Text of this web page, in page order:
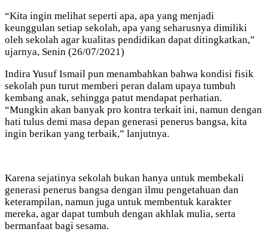
“Kita ingin melihat seperti apa, apa yang menjadi
keunggulan setiap sekolah, apa yang seharusnya dimiliki
oleh sekolah agar kualitas pendidikan dapat ditingkatkan,”
ujarnya, Senin (26/07/2021)
Indira Yusuf Ismail pun menambahkan bahwa kondisi fisik
sekolah pun turut memberi peran dalam upaya tumbuh
kembang anak, sehingga patut mendapat perhatian.
“Mungkin akan banyak pro kontra terkait ini, namun dengan
hati tulus demi masa depan generasi penerus bangsa, kita
ingin berikan yang terbaik,” lanjutnya.
Karena sejatinya sekolah bukan hanya untuk membekali
generasi penerus bangsa dengan ilmu pengetahuan dan
keterampilan, namun juga untuk membentuk karakter
mereka, agar dapat tumbuh dengan akhlak mulia, serta
bermanfaat bagi sesama.